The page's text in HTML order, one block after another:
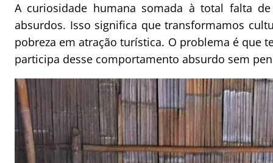
A curiosidade humana somada à total falta
absurdos. Isso significa que transformamos
pobreza em atração turística. O problema é que
participa desse comportamento absurdo sem